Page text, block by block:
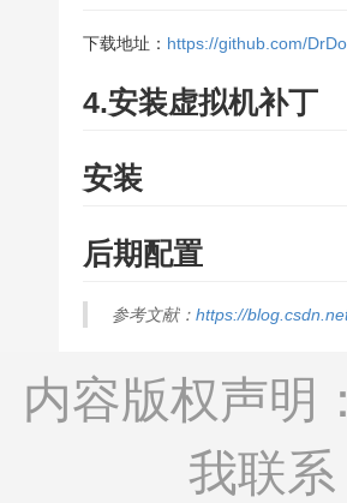
下载地址： https://github.com/
4.安装虚拟机补丁
安装
后期配置
参考文献： https://
内容版权声明
我联